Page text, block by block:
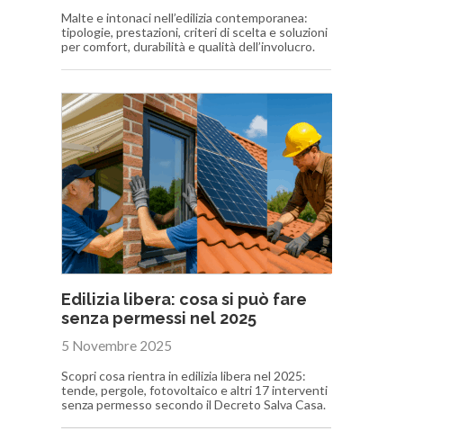
Malte e intonaci nell’edilizia contemporanea:
tipologie, prestazioni, criteri di scelta e soluzioni
per comfort, durabilità e qualità dell’involucro.
Edilizia libera: cosa si può fare
senza permessi nel 2025
5 Novembre 2025
Scopri cosa rientra in edilizia libera nel 2025:
tende, pergole, fotovoltaico e altri 17 interventi
senza permesso secondo il Decreto Salva Casa.